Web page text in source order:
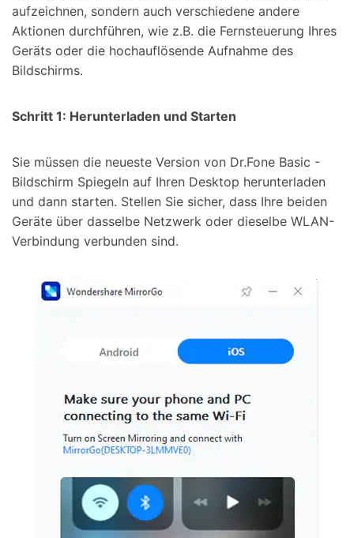
aufzeichnen, sondern auch verschiedene andere
Aktionen durchführen, wie z.B. die Fernsteuerung Ihres
Geräts oder die hochauflösende Aufnahme des
Bildschirms.
Schritt 1: Herunterladen und Starten
Sie müssen die neueste Version von Dr.Fone Basic -
Bildschirm Spiegeln auf Ihren Desktop herunterladen
und dann starten. Stellen Sie sicher, dass Ihre beiden
Geräte über dasselbe Netzwerk oder dieselbe WLAN-
Verbindung verbunden sind.